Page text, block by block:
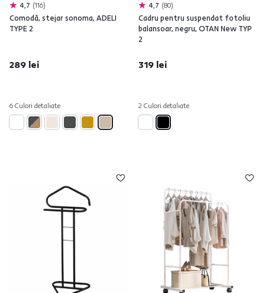
4,7 116
Comodă, stejar sonoma, ADELI
TYPE 2
289 lei
6 Culori detaliate
4,7 80
Cadru pentru suspendat fotoliu
balansoar, negru, OTAN New TYP
2
319 lei
2 Culori detaliate